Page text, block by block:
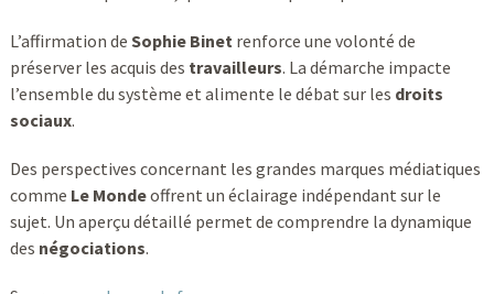
L’affirmation de Sophie Binetrenforce une volonté de
préserver les acquis des travailleurs. La démarche impacte
l’ensemble du système et alimente le débat sur les droits
sociaux.
Des perspectives concernant les grandes marques médiatiques
comme Le Mondeoffrent un éclairage indépendant sur le
sujet. Un aperçu détaillé permet de comprendre la dynamique
des négociations.